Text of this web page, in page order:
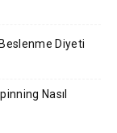
Diyeti
Nasıl